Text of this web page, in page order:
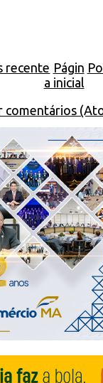
recente Págin
a inicial
comentários